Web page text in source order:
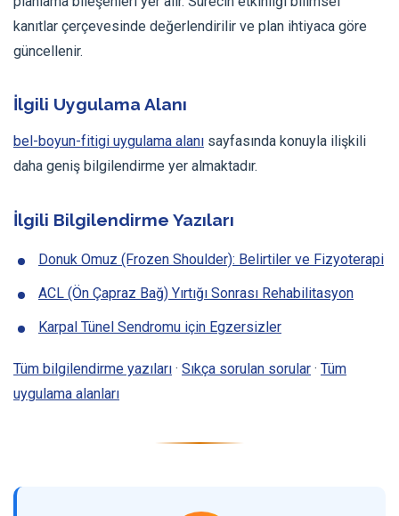
kanıtlar çerçevesinde değerlendirilir ve plan ihtiyaca göre
güncellenir.
İlgili Uygulama Alanı
bel-boyun-fitigi uygulama alanı sayfasında konuyla ilişkili
daha geniş bilgilendirme yer almaktadır.
İlgili Bilgilendirme Yazıları
Donuk Omuz (Frozen Shoulder): Belirtiler ve Fizyoterapi
ACL (Ön Çapraz Bağ) Yırtığı Sonrası Rehabilitasyon
Karpal Tünel Sendromu için Egzersizler
Tüm bilgilendirme yazıları · Sıkça sorulan sorular · Tüm
uygulama alanları